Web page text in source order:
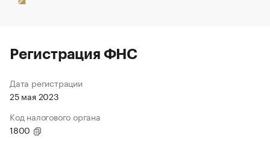
Регистрация ФНС
Дата регистрации
25 мая 2023
Код налогового органа
1800